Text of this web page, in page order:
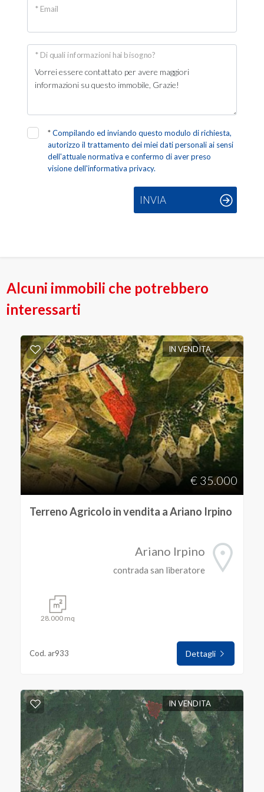
* Email
* Di quali informazioni hai bisogno?
*Compilando ed inviando questo modulo di richiesta,
autorizzo il trattamento dei miei dati personali ai sensi
dell'attuale normativa e confermo di aver preso
visione dell'informativa privacy.
INVIA
Alcuni immobili che potrebbero
interessarti
IN VENDITA
€ 35.000
Terreno Agricolo in vendita a Ariano Irpino
Ariano Irpino
contrada san liberatore
28.000 mq
Cod. ar933 Dettagli
IN VENDITA
Giardino
Posto auto/Box
Balcone/Terrazzo
Arredato